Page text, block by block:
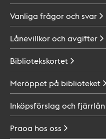
Vanliga frågor ochsvar
Lånevillkor ochavgifter
Bibliotekskortet
Meröppet på biblioteket
Inköpsförslag ochfjärrlån
Praoa hos oss